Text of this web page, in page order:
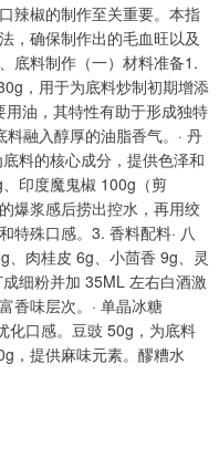
辣椒的制作至关重要。本指
，确保制作出的毛血旺以及
底料制作（一）材料准备1.
，用于为底料炒制初期增添
油，其特性有助于形成独特
融入醇厚的油脂香气。· 丹
料的核心成分，提供色泽和
印度魔鬼椒 100g（剪
爆浆感后捞出控水，再用绞
特殊口感。3. 香料配料· 八
、肉桂皮 6g、小茴香 9g、灵
细粉并加 35ML 左右白酒激
香味层次。· 单晶冰糖
化口感。豆豉 50g，为底料
，提供麻味元素。醪糟水